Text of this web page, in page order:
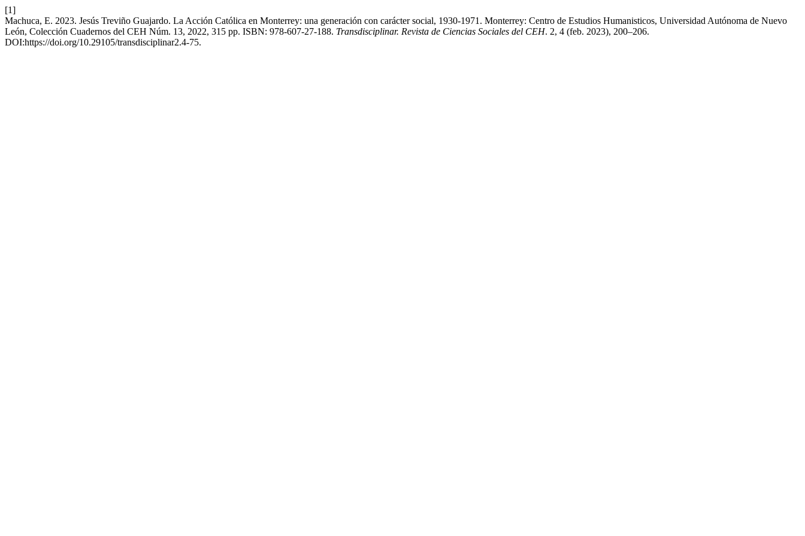
[1]
Machuca, E. 2023. Jesús Treviño Guajardo. La Acción Católica en Monterrey: una generación con carácter social, 1930-1971. Monterrey: Centro de Estudios Humanisticos, Universidad Autónoma de Nuevo
León, Colección Cuadernos del CEH Núm. 13, 2022, 315 pp. ISBN: 978-607-27-188. Transdisciplinar. Revista de Ciencias Sociales del CEH. 2, 4 (feb. 2023), 200–206.
DOI:https://doi.org/10.29105/transdisciplinar2.4-75.